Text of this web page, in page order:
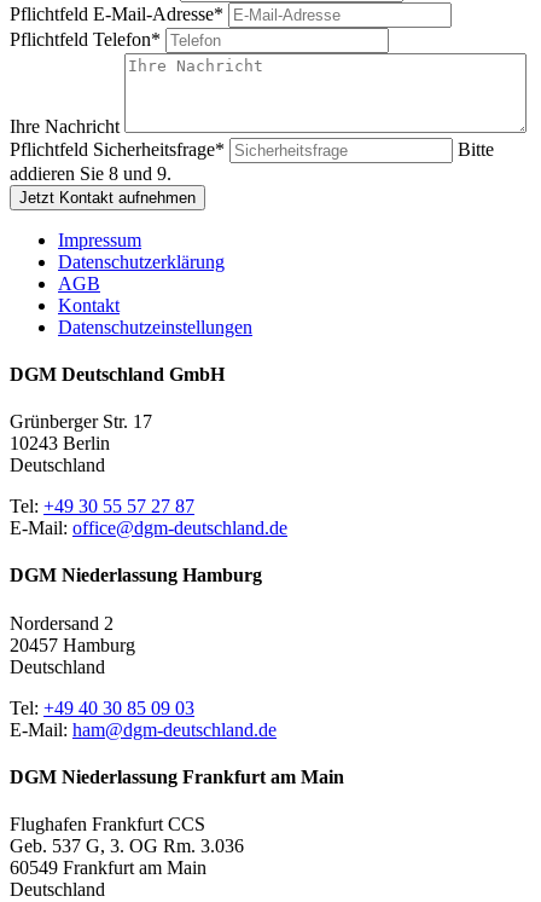
Pflichtfeld E-Mail-Adresse*
Pflichtfeld Telefon*
Ihre Nachricht
Pflichtfeld Sicherheitsfrage*
Bitte
addieren Sie 8 und 9.
Jetzt Kontakt aufnehmen
Impressum
Datenschutzerklärung
AGB
Kontakt
Datenschutzeinstellungen
DGM Deutschland GmbH
Grünberger Str. 17
10243 Berlin
Deutschland
Tel: +49 30 55 57 27 87
E-Mail: office@dgm-deutschland.de
DGM Niederlassung Hamburg
Nordersand 2
20457 Hamburg
Deutschland
Tel: +49 40 30 85 09 03
E-Mail: ham@dgm-deutschland.de
DGM Niederlassung Frankfurt am Main
Flughafen Frankfurt CCS
Geb. 537 G, 3. OG Rm. 3.036
60549 Frankfurt am Main
Deutschland